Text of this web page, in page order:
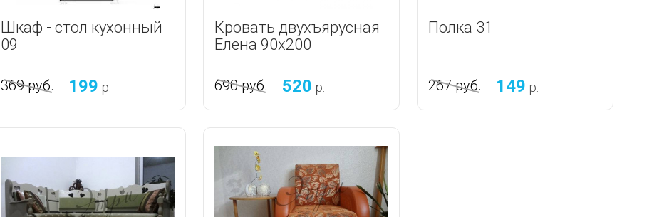
Шкаф - стол кухонный
09
369руб. 199 р.
Кровать двухъярусная
Елена 90х200
690руб. 520 р.
Полка 31
267руб. 149 р.